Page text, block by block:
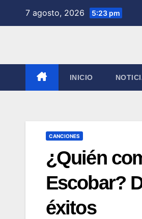
7 agosto, 2026 5:23 pm
INICIO
CANCIONES
¿Quién
Escobar?
éxitos